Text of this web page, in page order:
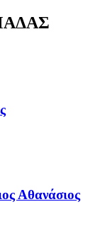
Αθανάσιος